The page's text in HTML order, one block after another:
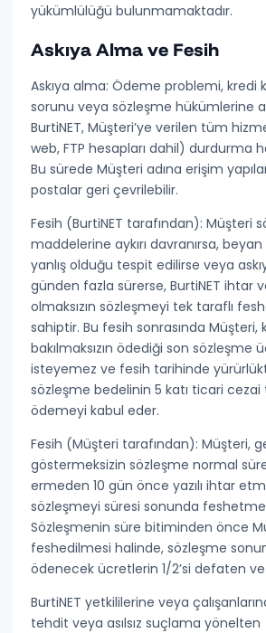
yükümlülüğü bulunmamaktadır.
Askıya Alma ve Fesih
Askıya alma: Ödeme problemi, kredi
sorunu veya sözleşme hükümlerine
BurtiNET, Müşteri’ye verilen tüm
web, FTP hesapları dahil) durdurma
Bu sürede Müşteri adına erişim
postalar geri çevrilebilir.
Fesih (BurtiNET tarafından): Müşteri
maddelerine aykırı davranırsa,
yanlış olduğu tespit edilirse veya
günden fazla sürerse, BurtiNETihtar
olmaksızın sözleşmeyi tek taraflı
sahiptir. Bu fesih sonrasında Müşteri,
bakılmaksızın ödediği son sözleşme
isteyemez ve fesih tarihinde
sözleşme bedelinin 5 katı ticari
ödemeyi kabul eder.
Fesih (Müşteri tarafından): Müşteri,
göstermeksizin sözleşme normal
ermeden10 gün önce yazılı ihtar
sözleşmeyi süresi sonunda feshetme
Sözleşmenin süre bitiminden önce
feshedilmesi halinde,sözleşme
ödenecek ücretlerin 1/2’si defaten
BurtiNET yetkililerine veya
tehdit veya asılsız suçlama yönelten